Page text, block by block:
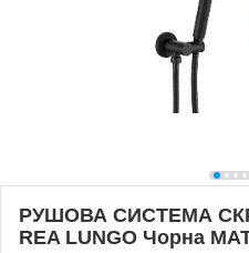
РУШОВА СИСТЕМА
REA LUNGO Чорна